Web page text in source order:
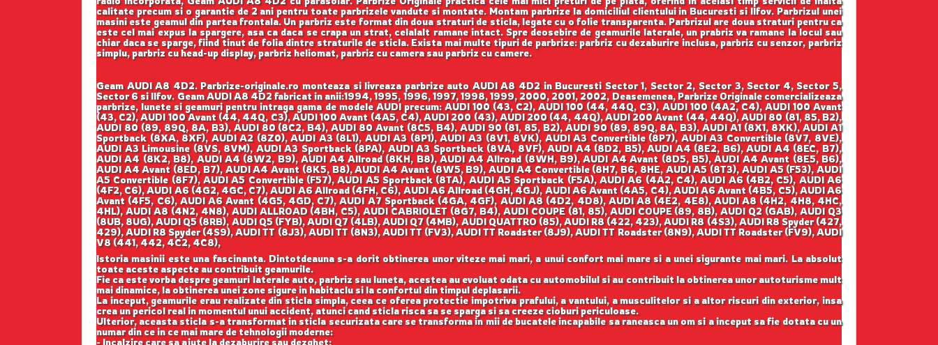
calitate precum si o garantie de 2 ani pentru toate parbrizele vandute si montate. Montam parbrize la domiciliul clientului in Bucuresti si Ilfov. Parbrizul unei
masini este geamul din partea frontala. Un parbriz este format din doua straturi de sticla, legate cu o folie transparenta. Parbrizul are doua straturi pentru ca
este cel mai expus la spargere, asa ca daca se crapa un strat, celalalt ramane intact. Spre deosebire de geamurile laterale, un prabriz va ramane la locul sau
chiar daca se sparge, fiind tinut de folia dintre straturile de sticla. Exista mai multe tipuri de parbrize: parbriz cu dezaburire inclusa, parbriz cu senzor, parbriz
simplu, parbriz cu head-up display, parbriz heliomat, parbriz cu camera sau parbriz cu camere.
Geam AUDI A8 4D2. Parbrize-originale.ro monteaza si livreaza parbrize auto AUDI A8 4D2 in Bucuresti Sector 1, Sector 2, Sector 3, Sector 4, Sector 5,
Sector 6 si Ilfov. Geam AUDI A8 4D2 fabricat in anii:1994, 1995, 1996, 1997, 1998, 1999, 2000, 2001, 2002, Deasemenea, Parbrize Originale comercializeaza
parbrize, lunete si geamuri pentru intraga gama de modele AUDI precum: AUDI 100 (43, C2), AUDI 100 (44, 44Q, C3), AUDI 100 (4A2, C4), AUDI 100 Avant
(43, C2), AUDI 100 Avant (44, 44Q, C3), AUDI 100 Avant (4A5, C4), AUDI 200 (43), AUDI 200 (44, 44Q), AUDI 200 Avant (44, 44Q), AUDI 80 (81, 85, B2),
AUDI 80 (89, 89Q, 8A, B3), AUDI 80 (8C2, B4), AUDI 80 Avant (8C5, B4), AUDI 90 (81, 85, B2), AUDI 90 (89, 89Q, 8A, B3), AUDI A1 (8X1, 8XK), AUDI A1
Sportback (8XA, 8XF), AUDI A2 (8Z0), AUDI A3 (8L1), AUDI A3 (8P1), AUDI A3 (8V1, 8VK), AUDI A3 Convertible (8P7), AUDI A3 Convertible (8V7, 8VE),
AUDI A3 Limousine (8VS, 8VM), AUDI A3 Sportback (8PA), AUDI A3 Sportback (8VA, 8VF), AUDI A4 (8D2, B5), AUDI A4 (8E2, B6), AUDI A4 (8EC, B7),
AUDI A4 (8K2, B8), AUDI A4 (8W2, B9), AUDI A4 Allroad (8KH, B8), AUDI A4 Allroad (8WH, B9), AUDI A4 Avant (8D5, B5), AUDI A4 Avant (8E5, B6),
AUDI A4 Avant (8ED, B7), AUDI A4 Avant (8K5, B8), AUDI A4 Avant (8W5, B9), AUDI A4 Convertible (8H7, B6, 8HE, AUDI A5 (8T3), AUDI A5 (F53), AUDI
A5 Convertible (8F7), AUDI A5 Convertible (F57), AUDI A5 Sportback (8TA), AUDI A5 Sportback (F5A), AUDI A6 (4A2, C4), AUDI A6 (4B2, C5), AUDI A6
(4F2, C6), AUDI A6 (4G2, 4GC, C7), AUDI A6 Allroad (4FH, C6), AUDI A6 Allroad (4GH, 4GJ), AUDI A6 Avant (4A5, C4), AUDI A6 Avant (4B5, C5), AUDI A6
Avant (4F5, C6), AUDI A6 Avant (4G5, 4GD, C7), AUDI A7 Sportback (4GA, 4GF), AUDI A8 (4D2, 4D8), AUDI A8 (4E2, 4E8), AUDI A8 (4H2, 4H8, 4HC,
4HL), AUDI A8 (4N2, 4N8), AUDI ALLROAD (4BH, C5), AUDI CABRIOLET (8G7, B4), AUDI COUPE (81, 85), AUDI COUPE (89, 8B), AUDI Q2 (GAB), AUDI Q3
(8UB, 8UG), AUDI Q5 (8RB), AUDI Q5 (FYB), AUDI Q7 (4LB), AUDI Q7 (4MB), AUDI QUATTRO (85), AUDI R8 (422, 423), AUDI R8 (4S3), AUDI R8 Spyder (427,
429), AUDI R8 Spyder (4S9), AUDI TT (8J3), AUDI TT (8N3), AUDI TT (FV3), AUDI TT Roadster (8J9), AUDI TT Roadster (8N9), AUDI TT Roadster (FV9), AUDI
V8 (441, 442, 4C2, 4C8),
Istoria masinii este una fascinanta. Dintotdeauna s-a dorit obtinerea unor viteze mai mari, a unui confort mai mare si a unei sigurante mai mari. La absolut
toate aceste aspecte au contribuit geamurile.
Fie ca este vorba despre geamuri laterale auto, parbriz sau luneta, acestea au evoluat odata cu automobilul si au contribuit la obtinerea unor autoturisme mult
mai dinamice, la obtinerea unei zone sigure in habitaclu si la confortul din timpul deplasarii.
La inceput, geamurile erau realizate din sticla simpla, ceea ce oferea protectie impotriva prafului, a vantului, a musculitelor si a altor riscuri din exterior, insa
crea un pericol real in momentul unui accident, atunci cand sticla risca sa se sparga si sa creeze cioburi periculoase.
Ulterior, aceasta sticla s-a transformat in sticla securizata care se transforma in mii de bucatele incapabile sa raneasca un om si a inceput sa fie dotata cu un
numar din ce in ce mai mare de tehnologii moderne:
- Incalzire care sa ajute la dezaburire sau dezghet;